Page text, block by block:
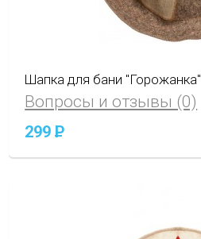
Шапка для бани "Горожанка"
Вопросы и отзывы (0)
299P